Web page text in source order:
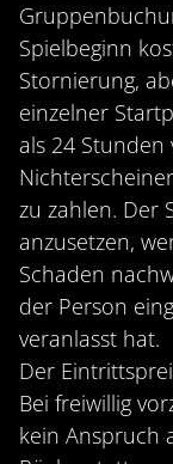
Spielbeginn
Stornierung,
einzelner
als 24
zu zahlen. Der
anzusetzen,
Schaden
der Person
veranlasst hat.
Der
Bei freiwillig
kein Anspruch